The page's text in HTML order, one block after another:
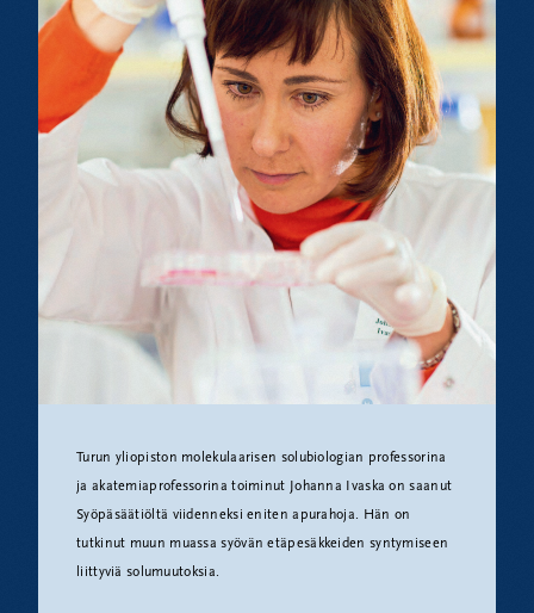
Turun yliopiston molekulaarisen solubiologian professorina
ja akatemiaprofessorina toiminut Johanna Ivaska on saanut
Syöpäsäätiöltä viidenneksi eniten apurahoja. Hän on
tutkinut muun muassa syövän etäpesäkkeiden syntymiseen
liittyviä solumuutoksia.